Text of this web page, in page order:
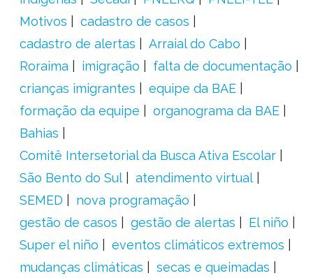
Motivos
cadastro de casos
cadastro de alertas
Arraial do Cabo
Roraima
imigração
falta de documentação
crianças imigrantes
equipe da BAE
formação da equipe
organograma da BAE
Bahias
Comitê Intersetorial da Busca Ativa Escolar
São Bento do Sul
atendimento virtual
SEMED
nova programação
gestão de casos
gestão de alertas
El niño
Super el niño
eventos climáticos extremos
mudanças climáticas
secas e queimadas